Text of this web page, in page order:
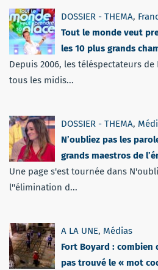
DOSSIER - THEMA,
Tout le monde veut
les 10 plus grands
Depuis 2006, les téléspectateurs
tous les midis...
DOSSIER - THEMA,
N’oubliez pas les
grands maestros de
Une page s'est tournée dans
l''élimination d...
A LA UNE, Médias
Fort Boyard : combien
pas trouvé le « mot